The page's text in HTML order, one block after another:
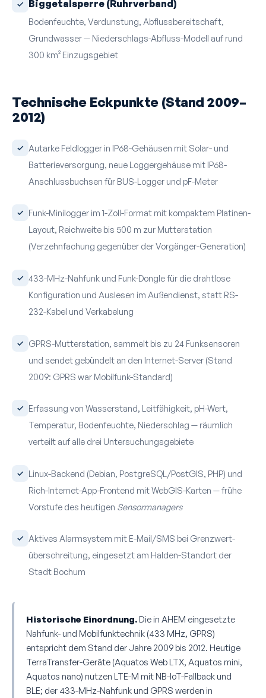
Biggetalsperre (Ruhrverband)
Bodenfeuchte, Verdunstung, Abfluss­bereitschaft,
Grundwasser — Niederschlags-Abfluss-Modell auf rund
300 km² Einzugs­gebiet
Technische Eckpunkte (Stand 2009–
2012)
Autarke Feldlogger in IP68-Gehäusen mit Solar- und
Batterie­versorgung, neue Loggergehäuse mit IP68-
Anschluss­buchsen für BUS-Logger und pF-Meter
Funk-Minilogger im 1-Zoll-Format mit kompaktem Platinen-
Layout, Reichweite bis 500 m zur Mutterstation
(Verzehnfachung gegenüber der Vorgänger-Generation)
433-MHz-Nahfunk und Funk-Dongle für die drahtlose
Konfiguration und Auslesen im Außendienst, statt RS-
232-Kabel und Verkabelung
GPRS-Mutterstation, sammelt bis zu 24 Funksensoren
und sendet gebündelt an den Internet-Server (Stand
2009: GPRS war Mobilfunk-Standard)
Erfassung von Wasserstand, Leitfähigkeit, pH-Wert,
Temperatur, Boden­feuchte, Niederschlag — räumlich
verteilt auf alle drei Untersuchungs­gebiete
Linux-Backend (Debian, PostgreSQL/PostGIS, PHP) und
Rich-Internet-App-Frontend mit WebGIS-Karten — frühe
Vorstufe des heutigen Sensormanagers
Aktives Alarm­system mit E-Mail/SMS bei Grenz­wert­
überschreitung, eingesetzt am Halden-Standort der
Stadt Bochum
Historische Einordnung. Die in AHEM eingesetzte
Nahfunk- und Mobilfunk­technik (433 MHz, GPRS)
entspricht dem Stand der Jahre 2009 bis 2012. Heutige
TerraTransfer-Geräte (Aquatos Web LTX, Aquatos mini,
Aquatos nano) nutzen LTE-M mit NB-IoT-Fallback und
BLE; der 433-MHz-Nahfunk und GPRS werden in